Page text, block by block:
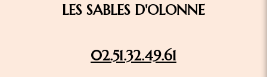
LES SABLES D'OLONNE
02.51.32.49.61